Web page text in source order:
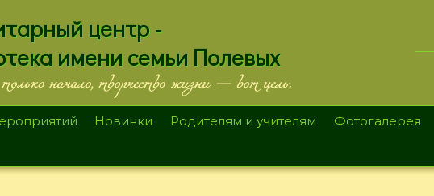
центр -
имени семьи Полевых
начало, творчество жизни — вот цель.
Новинки Родителям и учителям Фотогалерея